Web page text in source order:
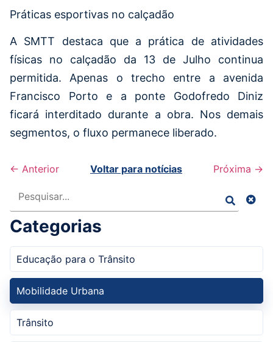
Práticas esportivas no calçadão
A SMTT destaca que a prática de atividades
físicas no calçadão da 13 de Julho continua
permitida. Apenas o trecho entre a avenida
Francisco Porto e a ponte Godofredo Diniz
ficará interditado durante a obra. Nos demais
segmentos, o fluxo permanece liberado.
← Anterior Voltar para notícias
Próxima →
Categorias
Educação para o Trânsito
Mobilidade Urbana
Trânsito